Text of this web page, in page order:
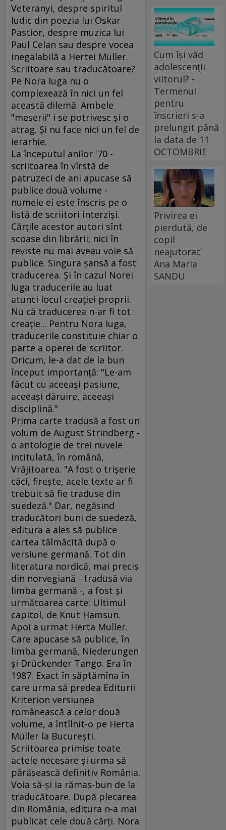
Veteranyi, despre spiritul
ludic din poezia lui Oskar
Pastior, despre muzica lui
Paul Celan sau despre vocea
inegalabilă a Hertei Müller.
Scriitoare sau traducătoare?
Pe Nora Iuga nu o
complexează în nici un fel
această dilemă. Ambele
"meserii" i se potrivesc şi o
atrag. Şi nu face nici un fel de
ierarhie.
La începutul anilor '70 -
scriitoarea în vîrstă de
patruzeci de ani apucase să
publice două volume -
numele ei este înscris pe o
listă de scriitori interzişi.
Cărţile acestor autori sînt
scoase din librării; nici în
reviste nu mai aveau voie să
publice. Singura şansă a fost
traducerea. Şi în cazul Norei
Iuga traducerile au luat
atunci locul creaţiei proprii.
Nu că traducerea n-ar fi tot
creaţie... Pentru Nora Iuga,
traducerile constituie chiar o
parte a operei de scriitor.
Oricum, le-a dat de la bun
început importanţă: "Le-am
făcut cu aceeaşi pasiune,
aceeaşi dăruire, aceeaşi
disciplină."
Prima carte tradusă a fost un
volum de August Strindberg -
o antologie de trei nuvele
intitulată, în română,
Vrăjitoarea. "A fost o trişerie
căci, fireşte, acele texte ar fi
trebuit să fie traduse din
suedeză." Dar, negăsind
traducători buni de suedeză,
editura a ales să publice
cartea tălmăcită după o
versiune germană. Tot din
literatura nordică, mai precis
din norvegiană - tradusă via
limba germană -, a fost şi
următoarea carte: Ultimul
capitol, de Knut Hamsun.
Apoi a urmat Herta Müller.
Care apucase să publice, în
limba germană, Niederungen
şi Drückender Tango. Era în
1987. Exact în săptămîna în
care urma să predea Editurii
Kriterion versiunea
românească a celor două
volume, a întîlnit-o pe Herta
Müller la Bucureşti.
Scriitoarea primise toate
actele necesare şi urma să
părăsească definitiv România.
Voia să-şi ia rămas-bun de la
traducătoare. După plecarea
din România, editura n-a mai
publicat cele două cărţi. Nora
Cum își văd
adolescenții
viitorul? -
Termenul
pentru
înscrieri s-a
prelungit până
la data de 11
OCTOMBRIE
Privirea ei
pierdută, de
copil
neajutorat
Ana Maria
SANDU